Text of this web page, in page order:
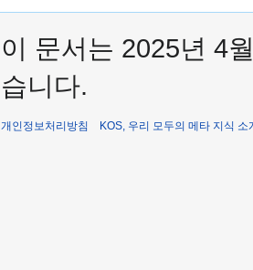
이 문서는 2025년 4
습니다.
개인정보처리방침 KOS, 우리 모두의 메타 지식 소